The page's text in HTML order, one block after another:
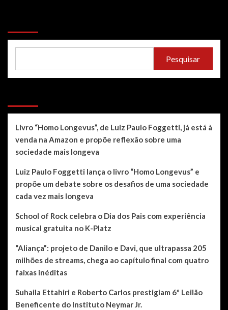
Pesquisar
Livro “Homo Longevus”, de Luiz Paulo Foggetti, já está à
venda na Amazon e propõe reflexão sobre uma
sociedade mais longeva
Luiz Paulo Foggetti lança o livro “Homo Longevus” e
propõe um debate sobre os desafios de uma sociedade
cada vez mais longeva
School of Rock celebra o Dia dos Pais com experiência
musical gratuita no K-Platz
“Aliança”: projeto de Danilo e Davi, que ultrapassa 205
milhões de streams, chega ao capítulo final com quatro
faixas inéditas
Suhaila Ettahiri e Roberto Carlos prestigiam 6º Leilão
Beneficente do Instituto Neymar Jr.